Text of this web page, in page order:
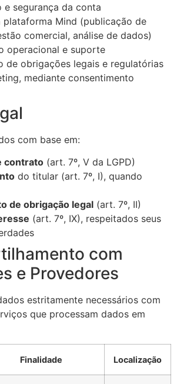
e segurança da conta
plataforma Mind (publicação de
comercial, análise de dados)
operacional e suporte
de obrigações legais e regulatórias
mediante consentimento
com base em:
contrato (art. 7º, V da LGPD)
do titular (art. 7º, I), quando
de obrigação legal (art. 7º, II)
(art. 7º, IX), respeitados seus
com
e Provedores
estritamente necessários com
que processam dados em
Finalidade Localização